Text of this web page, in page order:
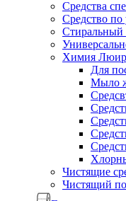
Средства
Средство по
Стиральный
Химия Люир
Для
Мыло
Чистящие
Чистящий